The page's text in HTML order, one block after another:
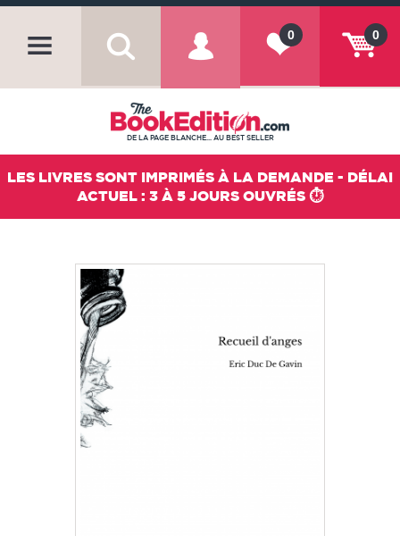
0
0
DE LA PAGE BLANCHE... AU BEST SELLER
LES LIVRES SONT IMPRIMÉS À LA DEMANDE - DÉLAI
ACTUEL : 3 À 5 JOURS OUVRÉS ⏱️